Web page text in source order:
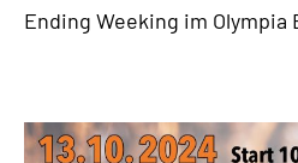
Ending Weeking im Olympia